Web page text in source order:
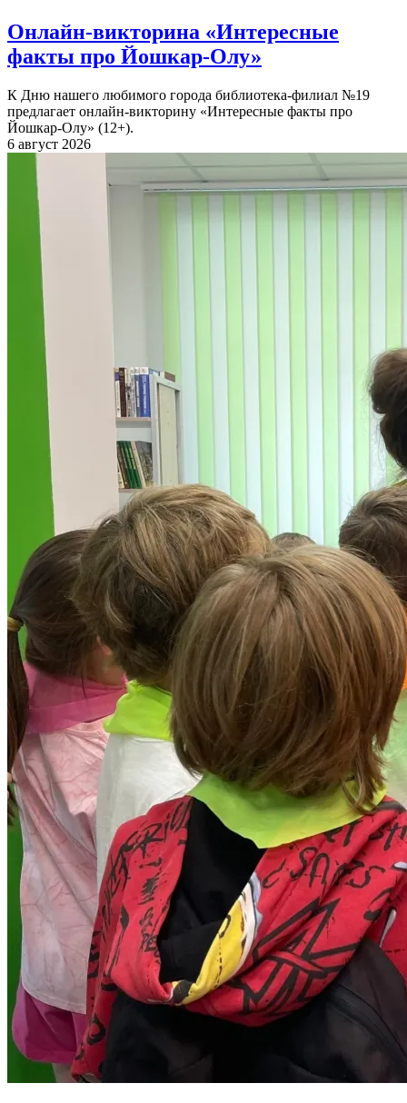
Онлайн-викторина «Интересные
факты про Йошкар-Олу»
К Дню нашего любимого города библиотека-филиал №19
предлагает онлайн-викторину «Интересные факты про
Йошкар-Олу» (12+).
6 август 2026